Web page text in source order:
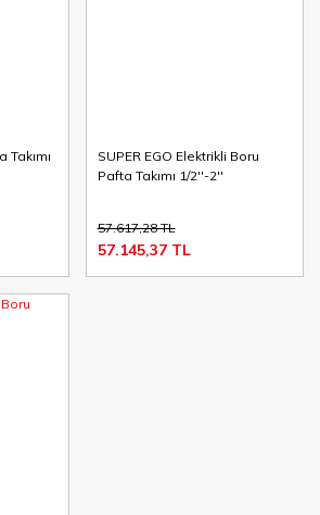
Takımı
SUPER EGO Elektrikli Boru
Pafta Takımı 1/2''-2''
57.617,28 TL
57.145,37 TL